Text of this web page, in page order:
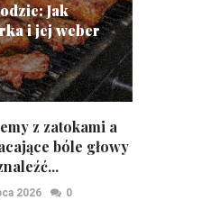
Jak
i jej weber
z zatokami a
bóle głowy
2026 0